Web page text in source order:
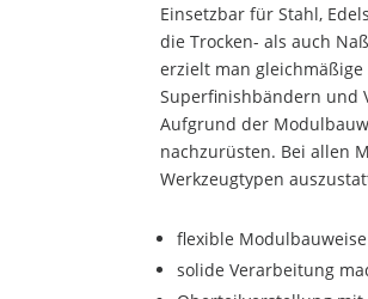
Einsetzbar für Stahl,
die Trocken- als auch
erzielt man
Superfinishbändern und
Aufgrund der
nachzurüsten. Bei allen
Werkzeugtypen
flexible Modulbauweise
solide Verarbeitung